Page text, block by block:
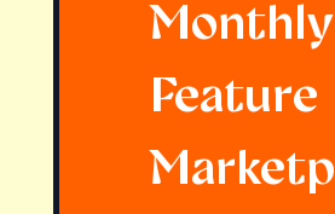
Monthly
Feature